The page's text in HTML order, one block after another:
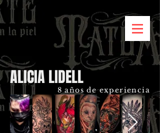
ALICIA LIDELL
8 años de experiencia